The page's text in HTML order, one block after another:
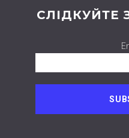
СЛІДКУЙТЕ